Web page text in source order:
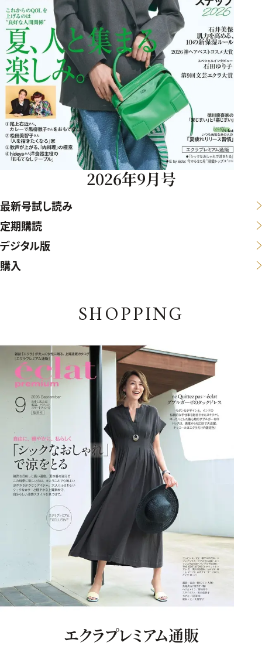
2026年9月号
最新号試し読み
定期購読
デジタル版
購入
SHOPPING
エクラプレミアム通販